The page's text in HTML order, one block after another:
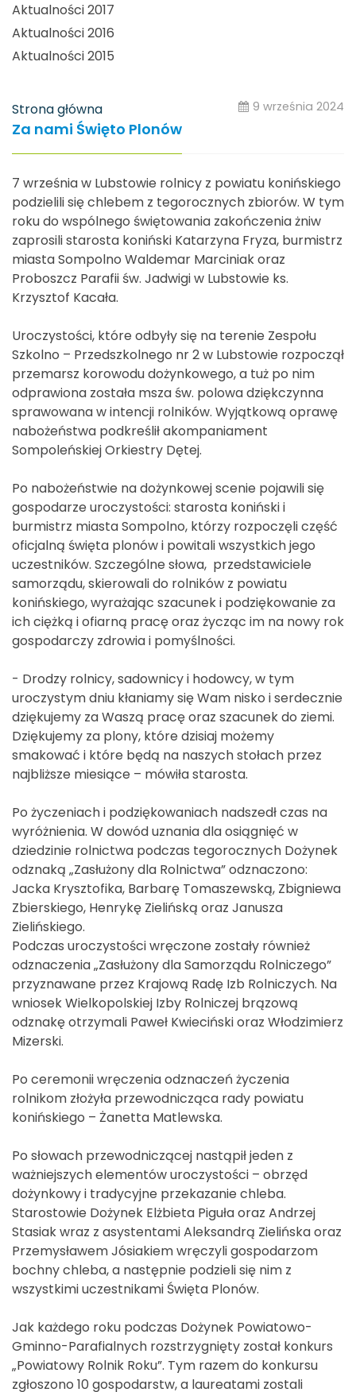
Aktualności 2017
Aktualności 2016
Aktualności 2015
Strona główna 9 września 2024
Za nami Święto Plonów
7 września w Lubstowie rolnicy z powiatu konińskiego
podzielili się chlebem z tegorocznych zbiorów. W tym
roku do wspólnego świętowania zakończenia żniw
zaprosili starosta koniński Katarzyna Fryza, burmistrz
miasta Sompolno Waldemar Marciniak oraz
Proboszcz Parafii św. Jadwigi w Lubstowie ks.
Krzysztof Kacała.
Uroczystości, które odbyły się na terenie Zespołu
Szkolno – Przedszkolnego nr 2 w Lubstowie rozpoczął
przemarsz korowodu dożynkowego, a tuż po nim
odprawiona została msza św. polowa dziękczynna
sprawowana w intencji rolników. Wyjątkową oprawę
nabożeństwa podkreślił akompaniament
Sompoleńskiej Orkiestry Dętej.
Po nabożeństwie na dożynkowej scenie pojawili się
gospodarze uroczystości: starosta koniński i
burmistrz miasta Sompolno, którzy rozpoczęli część
oficjalną święta plonów i powitali wszystkich jego
uczestników. Szczególne słowa, przedstawiciele
samorządu, skierowali do rolników z powiatu
konińskiego, wyrażając szacunek i podziękowanie za
ich ciężką i ofiarną pracę oraz życząc im na nowy rok
gospodarczy zdrowia i pomyślności.
- Drodzy rolnicy, sadownicy i hodowcy, w tym
uroczystym dniu kłaniamy się Wam nisko i serdecznie
dziękujemy za Waszą pracę oraz szacunek do ziemi.
Dziękujemy za plony, które dzisiaj możemy
smakować i które będą na naszych stołach przez
najbliższe miesiące – mówiła starosta.
Po życzeniach i podziękowaniach nadszedł czas na
wyróżnienia. W dowód uznania dla osiągnięć w
dziedzinie rolnictwa podczas tegorocznych Dożynek
odznaką „Zasłużony dla Rolnictwa” odznaczono:
Jacka Krysztofika, Barbarę Tomaszewską, Zbigniewa
Zbierskiego, Henrykę Zielińską oraz Janusza
Zielińskiego.
Podczas uroczystości wręczone zostały również
odznaczenia „Zasłużony dla Samorządu Rolniczego”
przyznawane przez Krajową Radę Izb Rolniczych. Na
wniosek Wielkopolskiej Izby Rolniczej brązową
odznakę otrzymali Paweł Kwieciński oraz Włodzimierz
Mizerski.
Po ceremonii wręczenia odznaczeń życzenia
rolnikom złożyła przewodnicząca rady powiatu
konińskiego – Żanetta Matlewska.
Po słowach przewodniczącej nastąpił jeden z
ważniejszych elementów uroczystości – obrzęd
dożynkowy i tradycyjne przekazanie chleba.
Starostowie Dożynek Elżbieta Piguła oraz Andrzej
Stasiak wraz z asystentami Aleksandrą Zielińska oraz
Przemysławem Jósiakiem wręczyli gospodarzom
bochny chleba, a następnie podzieli się nim z
wszystkimi uczestnikami Święta Plonów.
Jak każdego roku podczas Dożynek Powiatowo-
Gminno-Parafialnych rozstrzygnięty został konkurs
„Powiatowy Rolnik Roku”. Tym razem do konkursu
zgłoszono 10 gospodarstw, a laureatami zostali